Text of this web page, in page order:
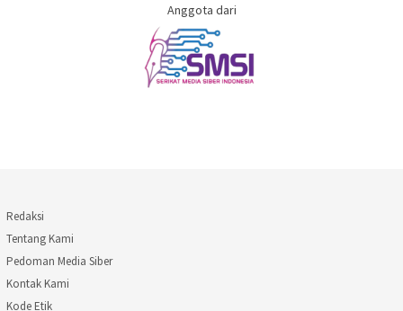
Anggota dari
Redaksi
Tentang Kami
Pedoman Media Siber
Kontak Kami
Kode Etik